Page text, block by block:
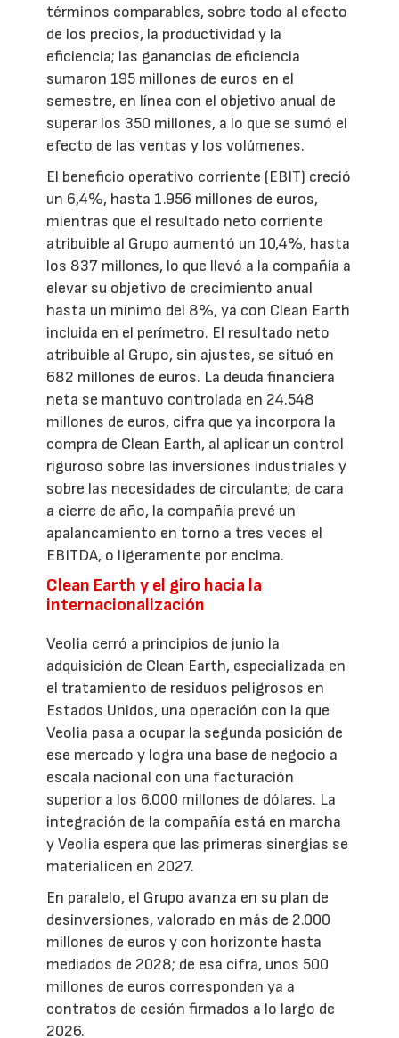
términos comparables, sobre todo al efecto
de los precios, la productividad y la
eficiencia; las ganancias de eficiencia
sumaron 195 millones de euros en el
semestre, en línea con el objetivo anual de
superar los 350 millones, a lo que se sumó el
efecto de las ventas y los volúmenes.
El beneficio operativo corriente (EBIT) creció
un 6,4%, hasta 1.956 millones de euros,
mientras que el resultado neto corriente
atribuible al Grupo aumentó un 10,4%, hasta
los 837 millones, lo que llevó a la compañía a
elevar su objetivo de crecimiento anual
hasta un mínimo del 8%, ya con Clean Earth
incluida en el perímetro. El resultado neto
atribuible al Grupo, sin ajustes, se situó en
682 millones de euros. La deuda financiera
neta se mantuvo controlada en 24.548
millones de euros, cifra que ya incorpora la
compra de Clean Earth, al aplicar un control
riguroso sobre las inversiones industriales y
sobre las necesidades de circulante; de cara
a cierre de año, la compañía prevé un
apalancamiento en torno a tres veces el
EBITDA, o ligeramente por encima.
Clean Earth y el giro hacia la
internacionalización
Veolia cerró a principios de junio la
adquisición de Clean Earth, especializada en
el tratamiento de residuos peligrosos en
Estados Unidos, una operación con la que
Veolia pasa a ocupar la segunda posición de
ese mercado y logra una base de negocio a
escala nacional con una facturación
superior a los 6.000 millones de dólares. La
integración de la compañía está en marcha
y Veolia espera que las primeras sinergias se
materialicen en 2027.
En paralelo, el Grupo avanza en su plan de
desinversiones, valorado en más de 2.000
millones de euros y con horizonte hasta
mediados de 2028; de esa cifra, unos 500
millones de euros corresponden ya a
contratos de cesión firmados a lo largo de
2026.